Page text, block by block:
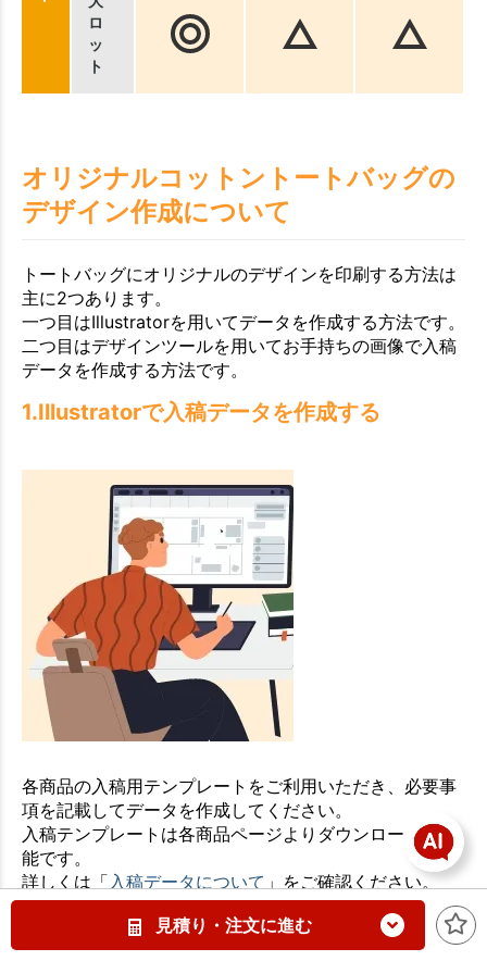
見積り・注文に進む
ロ
ッ
ト
オリジナルコットントートバッグの
デザイン作成について
トートバッグにオリジナルのデザインを印刷する方法は
主に2つあります。
一つ目はIllustratorを用いてデータを作成する方法です。
二つ目はデザインツールを用いてお手持ちの画像で入稿
データを作成する方法です。
1.Illustratorで入稿データを作成する
各商品の入稿用テンプレートをご利用いただき、必要事
項を記載してデータを作成してください。
入稿テンプレートは各商品ページよりダウンロードが可
能です。
詳しくは「 入稿データについて 」をご確認ください。
2.デザインツールで入稿データを作成する